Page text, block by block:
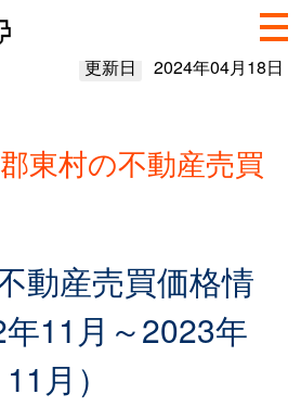
更新日 2024年04月18日
東村の不動産売買
動産売買価格情
11月～2023年
11月）